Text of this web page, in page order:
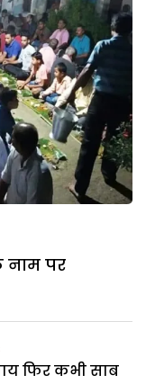
नाम पर
फिर कभी साब